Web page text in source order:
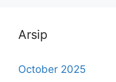
Arsip
October 2025